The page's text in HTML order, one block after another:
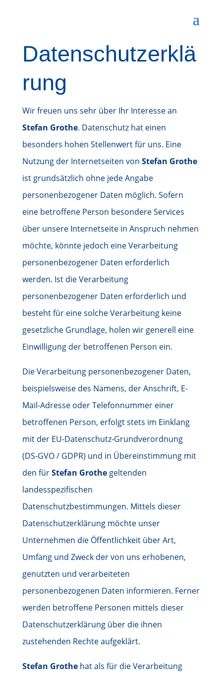
Datenschutzerklä
rung
Wir freuen uns sehr über Ihr Interesse an
Stefan Grothe. Datenschutz hat einen
besonders hohen Stellenwert für uns. Eine
Nutzung der Internetseiten von Stefan Grothe
ist grundsätzlich ohne jede Angabe
personenbezogener Daten möglich. Sofern
eine betroffene Person besondere Services
über unsere Internetseite in Anspruch nehmen
möchte, könnte jedoch eine Verarbeitung
personenbezogener Daten erforderlich
werden. Ist die Verarbeitung
personenbezogener Daten erforderlich und
besteht für eine solche Verarbeitung keine
gesetzliche Grundlage, holen wir generell eine
Einwilligung der betroffenen Person ein.
Die Verarbeitung personenbezogener Daten,
beispielsweise des Namens, der Anschrift, E-
Mail-Adresse oder Telefonnummer einer
betroffenen Person, erfolgt stets im Einklang
mit der EU-Datenschutz-Grundverordnung
(DS-GVO / GDPR) und in Übereinstimmung mit
den fürStefan Grothegeltenden
landesspezifischen
Datenschutzbestimmungen. Mittels dieser
Datenschutzerklärung möchte unser
Unternehmen die Öffentlichkeit über Art,
Umfang und Zweck der von uns erhobenen,
genutzten und verarbeiteten
personenbezogenen Daten informieren. Ferner
werden betroffene Personen mittels dieser
Datenschutzerklärung über die ihnen
zustehenden Rechte aufgeklärt.
Stefan Grothehat als für die Verarbeitung